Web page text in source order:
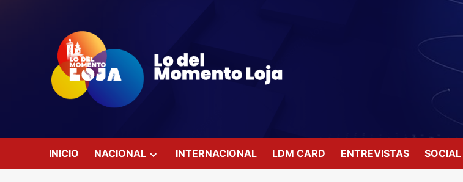
INICIO NACIONAL INTERNACIONAL LDM CARD ENTREVISTAS SOCIAL